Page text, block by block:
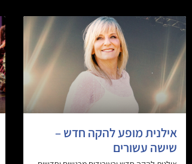
אילנית מופע להקה חדש –
שישה עשורים